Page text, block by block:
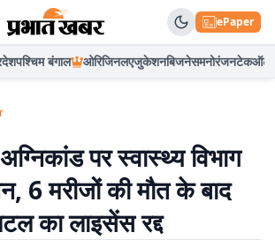
ePaper
पश्चिम बंगाल ओरिजिनलएजुकेशनबिजनेसमनोरंजनटेकऑटो
पर स्वास्थ्य विभाग
6 मरीजों की मौत के बाद
का लाइसेंस रद्द